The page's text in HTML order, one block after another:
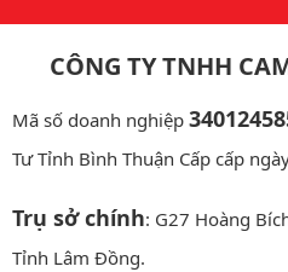
CÔNG TY TNHH
Mã số doanh nghiệp
Tư Tỉnh Bình Thuận Cấp cấp
Trụ sở chính: G27 Hoàng
Tỉnh Lâm Đồng.